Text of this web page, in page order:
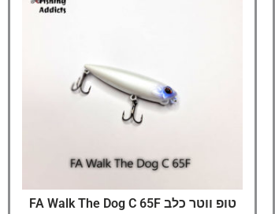
טופ ווטר כלב FA Walk The Dog C 65F